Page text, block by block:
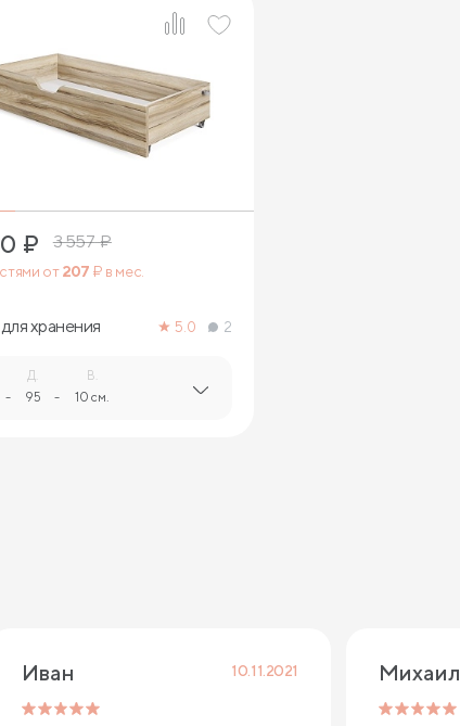
2
₽ 3 557₽
от207 ₽ в мес.
хранения 5.0 2
-
Д.
95 -
В.
10 см.
Иван 10.11.2021 Михаил